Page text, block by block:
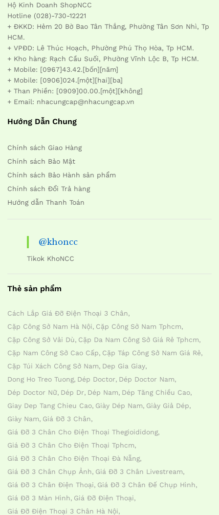
Hộ Kinh Doanh ShopNCC
Hotline (028)-730-12221
+ ĐKKD: Hẻm 20 Bờ Bao Tân Thắng, Phường Tân Sơn Nhì, Tp
HCM.
+ VPĐD: Lê Thúc Hoạch, Phường Phú Thọ Hòa, Tp HCM.
+ Kho hàng: Rạch Cầu Suối, Phường Vĩnh Lộc B, Tp HCM.
+ Mobile: [0967]43.42.[bốn][năm]
+ Mobile: [0906]024.[một][hai][ba]
+ Than Phiền: [0909]00.00.[một][không]
+ Email: nhacungcap@nhacungcap.vn
Hướng Dẫn Chung
Chính sách Giao Hàng
Chính sách Bảo Mật
Chính sách Bảo Hành sản phẩm
Chính sách Đổi Trả hàng
Hướng dẫn Thanh Toán
@khoncc
Tikok KhoNCC
Thẻ sản phẩm
Cách Lắp Giá Đỡ Điện Thoại 3 Chân
Cặp Công Sở Nam Hà Nội Cặp Công Sở Nam Tphcm
Cặp Công Sở Vải Dù Cặp Da Nam Công Sở Giá Rẻ Tphcm
Cặp Nam Công Sở Cao Cấp Cặp Táp Công Sở Nam Giá Rẻ
Cặp Túi Xách Công Sở Nam Dep Gia Giay
Dong Ho Treo Tuong Dép Doctor Dép Doctor Nam
Dép Doctor Nữ Dép Dr Dép Nam Dép Tăng Chiều Cao
Giay Dep Tang Chieu Cao Giày Dép Nam Giày Giả Dép
Giày Nam Giá Đỡ 3 Chân
Giá Đỡ 3 Chân Cho Điện Thoại Thegioididong
Giá Đỡ 3 Chân Cho Điện Thoại Tphcm
Giá Đỡ 3 Chân Cho Điện Thoại Đà Nẵng
Giá Đỡ 3 Chân Chụp Ảnh Giá Đỡ 3 Chân Livestream
Giá Đỡ 3 Chân Điện Thoại Giá Đỡ 3 Chân Đế Chụp Hình
Giá Đỡ 3 Màn Hình Giá Đỡ Điện Thoại
Giá Đỡ Điện Thoại 3 Chân Hà Nội